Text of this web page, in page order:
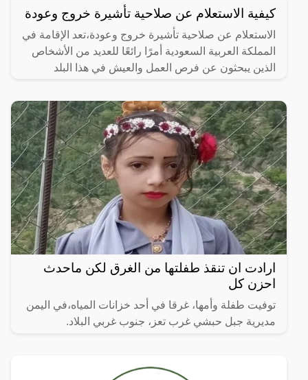
كيفية الاستعلام عن صلاحية تأشيرة خروج وعودة
الاستعلام عن صلاحية تأشيرة خروج وعودة،تعد الإقامة في
المملكة العربية السعودية أمرًا رائعًا للعديد من الأشخاص
الذين يبحثون عن فرص العمل والعيش في هذا البلد
ارادت ان تنقذ طفلتها من الغرق لكن ماحدث
احزن كل
توفيت طفلة وأمها، غرقا في أحد خزانات المياه،في اليمن
مديرية جبل حبشي غرب تعز، جنوب غربي البلاد.